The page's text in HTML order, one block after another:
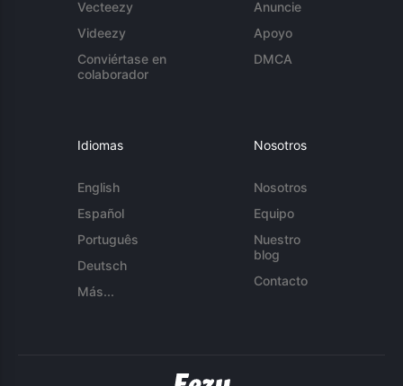
Vecteezy
Videezy
Conviértase en
colaborador
Anuncie
Apoyo
DMCA
Idiomas
English
Español
Português
Deutsch
Más...
Nosotros
Nosotros
Equipo
Nuestro
blog
Contacto